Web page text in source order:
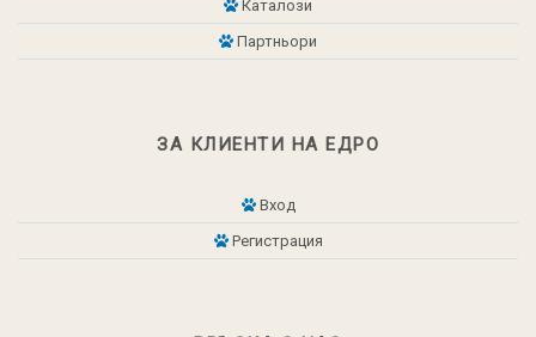
Каталози
Партньори
ЗА КЛИЕНТИ НА ЕДРО
Вход
Регистрация